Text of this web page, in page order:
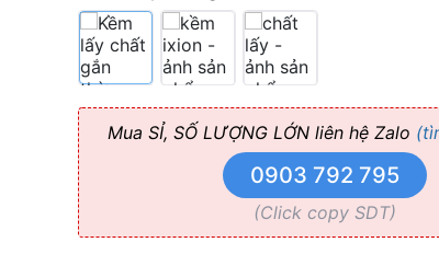
lấy
chất
gắn
thừa
Mua SỈ, SỐ LƯỢNG LỚN liên hệ Zalo
0903 792 795
(Click copy SDT)